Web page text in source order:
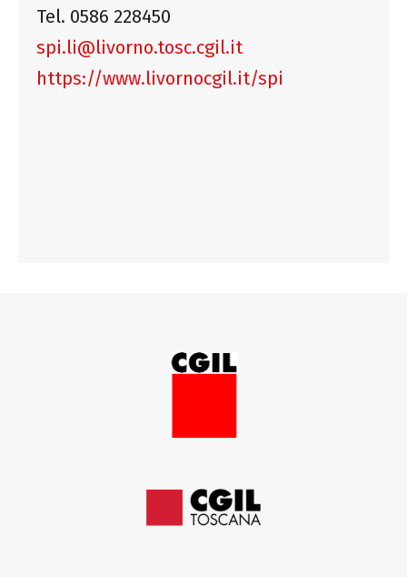
Tel. 0586 228450
spi.li@livorno.tosc.cgil.it
https://www.livornocgil.it/spi